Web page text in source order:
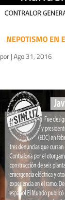
NEPOTISMO EN
por|Ago 31, 2016